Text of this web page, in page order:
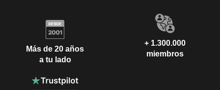
Más de 20 años
a tu lado
+ 1.300.000
miembros